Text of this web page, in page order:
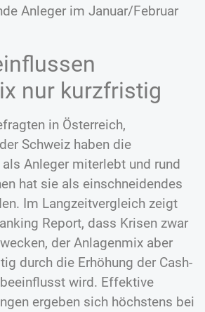
Anleger im Januar/Februar
nur kurzfristig
in Österreich,
Schweiz haben die
Anleger miterlebt und rund
hat sie als einschneidendes
Im Langzeitvergleich zeigt
Report, dass Krisen zwar
der Anlagenmix aber
durch die Erhöhung der Cash-
wird. Effektive
ergeben sich höchstens bei